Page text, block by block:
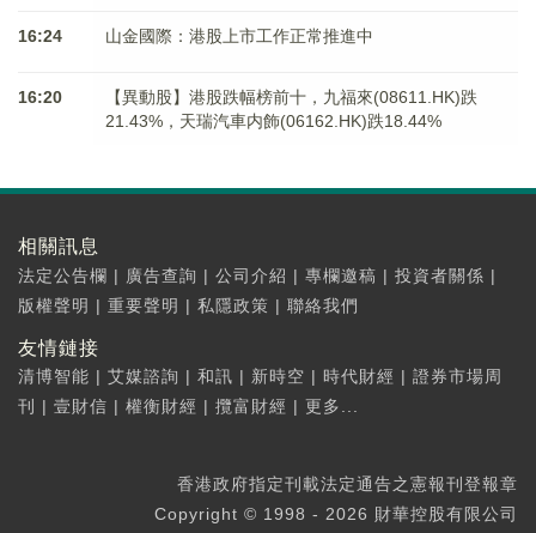
16:24 山金國際：港股上市工作正常推進中
16:20
【異動股】港股跌幅榜前十，九福來(08611.HK)跌
21.43%，天瑞汽車内飾(06162.HK)跌18.44%
相關訊息
法定公告欄 | 廣告查詢 | 公司介紹 | 專欄邀稿 | 投資者關係 |
版權聲明 | 重要聲明 | 私隱政策 | 聯絡我們
友情鏈接
清博智能 | 艾媒諮詢 | 和訊 | 新時空 | 時代財經 | 證券市場周
刊
| 壹財信 | 權衡財經 | 攬富財經 | 更多...
香港政府指定刊載法定通告之憲報刊登報章
Copyright © 1998 - 2026 財華控股有限公司